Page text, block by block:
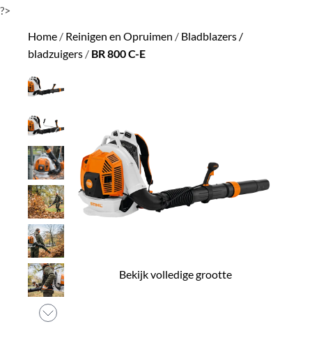
?>
Home / Reinigen en Opruimen / Bladblazers /
bladzuigers / BR 800 C-E
Bekijk volledige grootte